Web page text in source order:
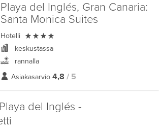
Playa del Inglés, Gran Canaria:
Santa Monica Suites
Hotelli 
keskustassa
rannalla
Asiakasarvio 4,8 / 5
del Inglés -